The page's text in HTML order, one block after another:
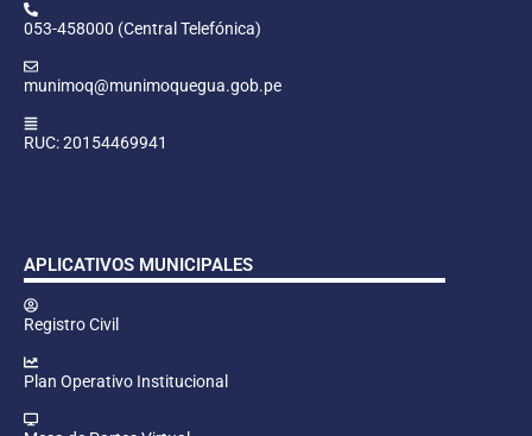
053-458000 (Central Telefónica)
munimoq@munimoquegua.gob.pe
RUC: 20154469941
APLICATIVOS MUNICIPALES
Registro Civil
Plan Operativo Institucional